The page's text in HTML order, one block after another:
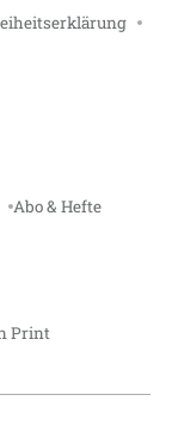
Abo & Hefte
Print